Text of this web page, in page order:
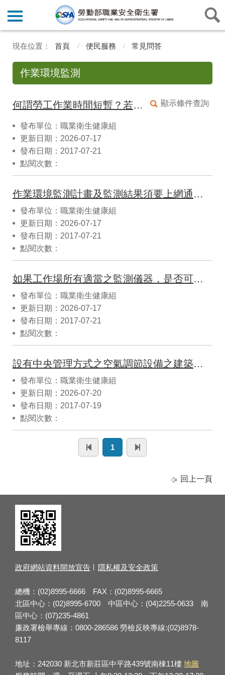
首頁 便民服務 常見問答
作業環境監測
顯示條件查詢
何謂勞工作業時間短暫？若作業時間不固定可以列入作業時間短暫之規範嗎？
發布單位：職業衛生健康組
更新日期：2026-07-17
發布日期：2017-07-21
點閱次數：
作業環境監測計畫及監測結果須要上網通報嗎？
發布單位：職業衛生健康組
更新日期：2026-07-17
發布日期：2017-07-21
點閱次數：
如果工作場所有適當之監測儀器，是否可自行辦理監測？
發布單位：職業衛生健康組
更新日期：2026-07-17
發布日期：2017-07-21
點閱次數：
設有中央管理方式之空氣調節設備之建築物室內作業場所，已依環保署「室內空氣品質管理法」規定辦理二氧化碳監測，是否仍須依「勞工作業環境監測實施辦法」規定辦理監測呢?
發布單位：職業衛生健康組
更新日期：2026-07-20
發布日期：2017-07-19
點閱次數：
1
回上一頁
政府網站資料開放宣告 隱私權及安全政策
總機：(02)8995-6666 FAX：(02)8995-6665
北區中心：(02)8995-6700 中區中心：(04)2255-0633 南
區中心：(07)235-4861
廉政署檢舉專線：0800-286586 勞檢反映專線:(02)8978-
8117
地址：242030 新北市新莊區中平路439號南棟11樓 地圖